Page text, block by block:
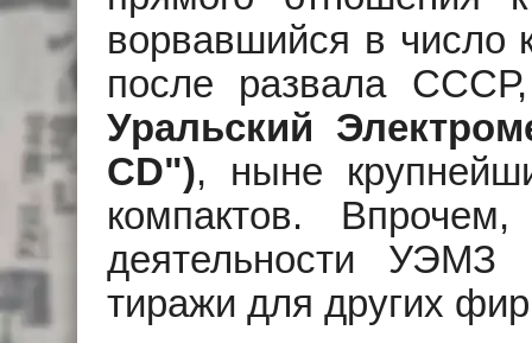
ворвавшийся в число
после развала
Уральский
CD"), ныне
компактов. Впрочем,
деятельности УЭМЗ
тиражи для других